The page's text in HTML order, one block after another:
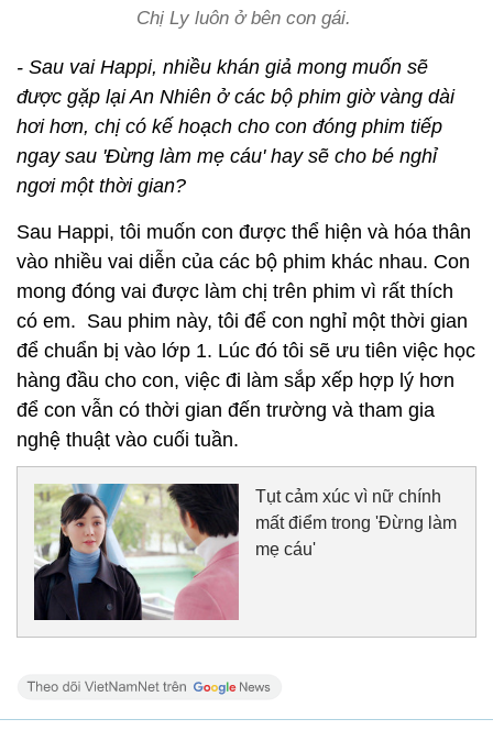
Chị Ly luôn ở bên con gái.
- Sau vai Happi, nhiều khán giả mong muốn sẽ
được gặp lại An Nhiên ở các bộ phim giờ vàng dài
hơi hơn, chị có kế hoạch cho con đóng phim tiếp
ngay sau 'Đừng làm mẹ cáu' hay sẽ cho bé nghỉ
ngơi một thời gian?
Sau Happi, tôi muốn con được thể hiện và hóa thân
vào nhiều vai diễn của các bộ phim khác nhau. Con
mong đóng vai được làm chị trên phim vì rất thích
có em. Sau phim này, tôi để con nghỉ một thời gian
để chuẩn bị vào lớp 1. Lúc đó tôi sẽ ưu tiên việc học
hàng đầu cho con, việc đi làm sắp xếp hợp lý hơn
để con vẫn có thời gian đến trường và tham gia
nghệ thuật vào cuối tuần.
Tụt cảm xúc vì nữ chính
mất điểm trong 'Đừng làm
mẹ cáu'